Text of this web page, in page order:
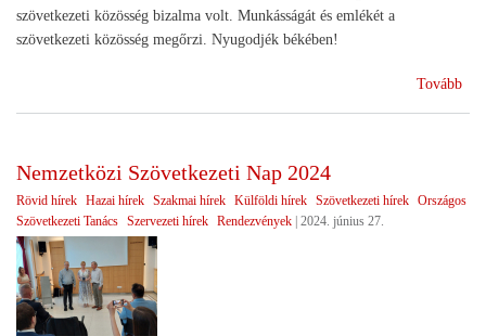
szövetkezeti közösség bizalma volt. Munkásságát és emlékét a
szövetkezeti közösség megőrzi. Nyugodjék békében!
Tovább
Nemzetközi Szövetkezeti Nap 2024
Rövid hírek Hazai hírek Szakmai hírek Külföldi hírek Szövetkezeti hírek Országos
Szövetkezeti Tanács Szervezeti hírek Rendezvények | 2024. június 27.